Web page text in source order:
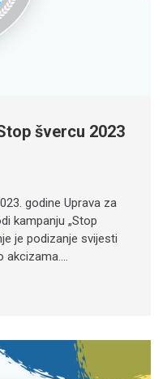
švercu 2023
godine Uprava za
kampanju „Stop
je podizanje svijesti
akcizama.…